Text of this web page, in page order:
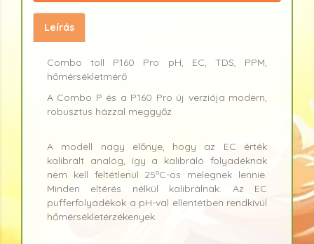
Leírás
Combo toll P160 Pro pH, EC, TDS, PPM,
hőmérsékletmérő
A Combo P és a P160 Pro új verziója modern,
robusztus házzal meggyőz.
A modell nagy előnye, hogy az EC érték
kalibrált analóg, így a kalibráló folyadéknak
nem kell feltétlenül 25ºC-os melegnek lennie.
Minden eltérés nélkül kalibrálnak. Az EC
pufferfolyadékok a pH-val ellentétben rendkívül
hőmérsékletérzékenyek.